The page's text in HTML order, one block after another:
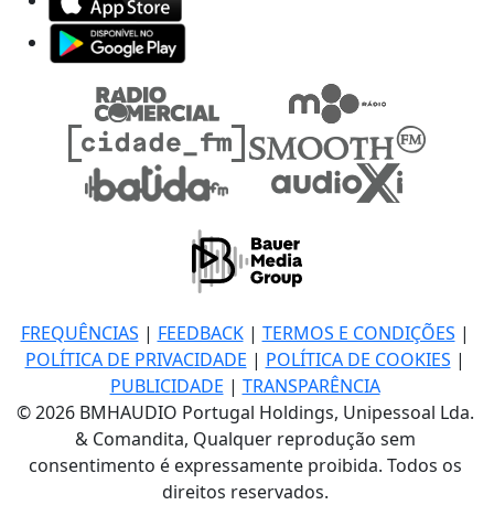
FREQUÊNCIAS | FEEDBACK| TERMOS E CONDIÇÕES |
POLÍTICA DE PRIVACIDADE | POLÍTICA DE COOKIES |
PUBLICIDADE | TRANSPARÊNCIA
© 2026 BMHAUDIO Portugal Holdings, Unipessoal Lda.
& Comandita, Qualquer reprodução sem
consentimento é expressamente proibida. Todos os
direitos reservados.